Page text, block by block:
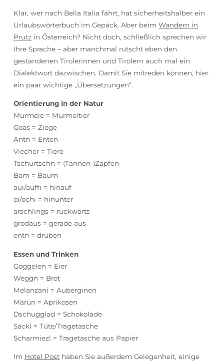
Klar, wer nach Bella Italia fährt, hat sicherheitshalber ein
Urlaubswörterbuch im Gepäck. Aber beimWandern in
Prutz in Österreich? Nicht doch, schließlich sprechen wir
Ihre Sprache – aber manchmal rutscht eben den
gestandenen Tirolerinnen und Tirolern auch mal ein
Dialektwort dazwischen. Damit Sie mitreden können, hier
ein paar wichtige „Übersetzungen“.
Orientierung in der Natur
Murmele = Murmeltier
Goas = Ziege
Antn = Enten
Viecher = Tiere
Tschurtschn = (Tannen-)Zapfen
Bam = Baum
aui/auffi = hinauf
oi/ochi = hinunter
arschlings = rückwärts
grodaus = gerade aus
entn = drüben
Essen und Trinken
Goggelen = Eier
Weggn = Brot
Melanzani = Auberginen
Marün = Aprikosen
Dschugglad = Schokolade
Sackl = Tüte/Tragetasche
Scharmiezl = Tragetasche aus Papier
Im Hotel Post haben Sie außerdem Gelegenheit, einige